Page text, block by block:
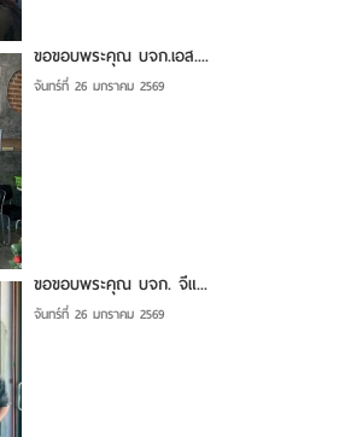
ขอขอบพระคุณ บจก.เอส....
จันทร์ที่ 26 มกราคม 2569
ขอขอบพระคุณ บจก. จีแ...
จันทร์ที่ 26 มกราคม 2569